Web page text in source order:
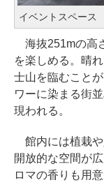
イベントスペース
海抜251mの高
を楽しめる。晴
士山を臨むこと
ワーに染まる街
現われる。
館内には植栽や
開放的な空間が
ロマの香りも用